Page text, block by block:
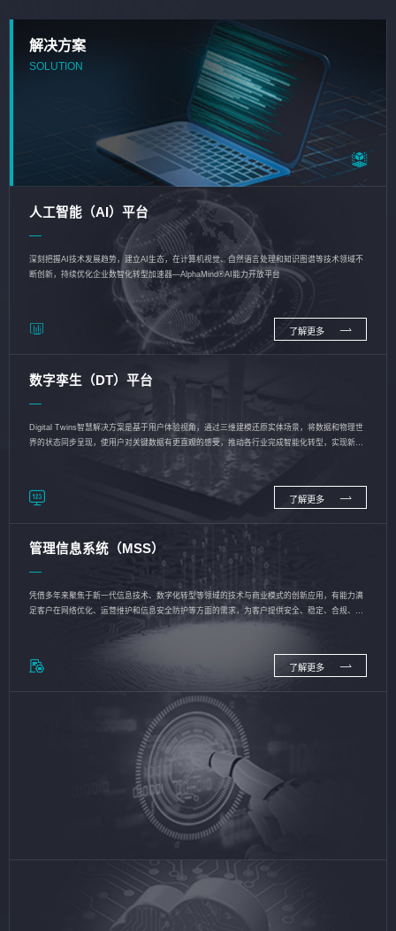
解决方案
SOLUTION
人工智能（AI）平台
深刻把握AI技术发展趋势，建立AI生态，在计算机视觉、自然语言处理和知识图谱等技术领域不
断创新，持续优化企业数智化转型加速器—AlphaMind®AI能力开放平台
了解更多
数字孪生（DT）平台
Digital Twins智慧解决方案是基于用户体验视角，通过三维建模还原实体场景，将数据和物理世
界的状态同步呈现，使用户对关键数据有更直观的感受，推动各行业完成智能化转型，实现新旧
了解更多
管理信息系统（MSS）
凭借多年来聚焦于新一代信息技术、数字化转型等领域的技术与商业模式的创新应用，有能力满
足客户在网络优化、运营维护和信息安全防护等方面的需求，为客户提供安全、稳定、合规、持
了解更多